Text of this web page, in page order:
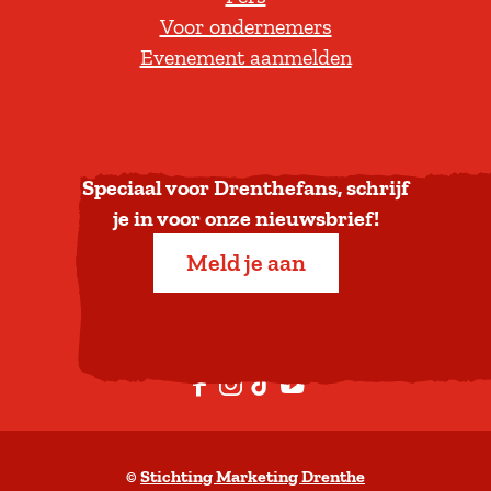
e
r
a
a
b
n
Voor ondernemers
Evenement aanmelden
Speciaal voor Drenthefans, schrijf
je in voor onze nieuwsbrief!
Meld je aan
F
a
I
n
T
i
Y
o
© Stichting Marketing Drenthe